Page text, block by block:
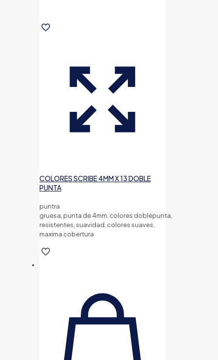
COLORES SCRIBE 4MM X 13 DOBLE
PUNTA
puntra
gruesa, punta de 4mm, colores doblepunta,
resistentes, suavidad, colores suaves,
maxima cobertura